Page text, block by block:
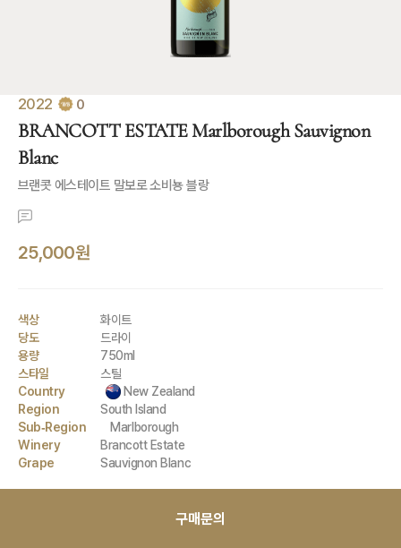
2022 0
BRANCOTT ESTATE Marlborough Sauvignon
Blanc
브랜콧 에스테이트 말보로 소비뇽 블랑
25,000원
색상
화이트
당도
드라이
용량
750ml
스타일
스틸
Country
New Zealand
Region
South Island
Sub-Region
Marlborough
Winery
Brancott Estate
Grape
Sauvignon Blanc
구매문의